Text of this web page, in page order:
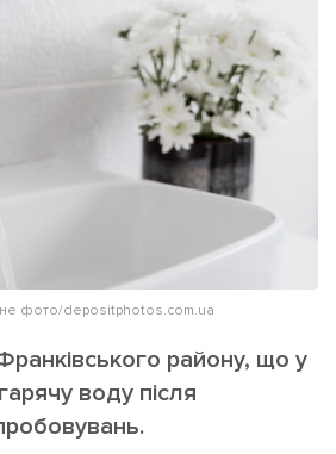
Прес-релізи
Фото/Відео
Made in Lviv
фото/depositphotos.com.ua
району, що у
воду після